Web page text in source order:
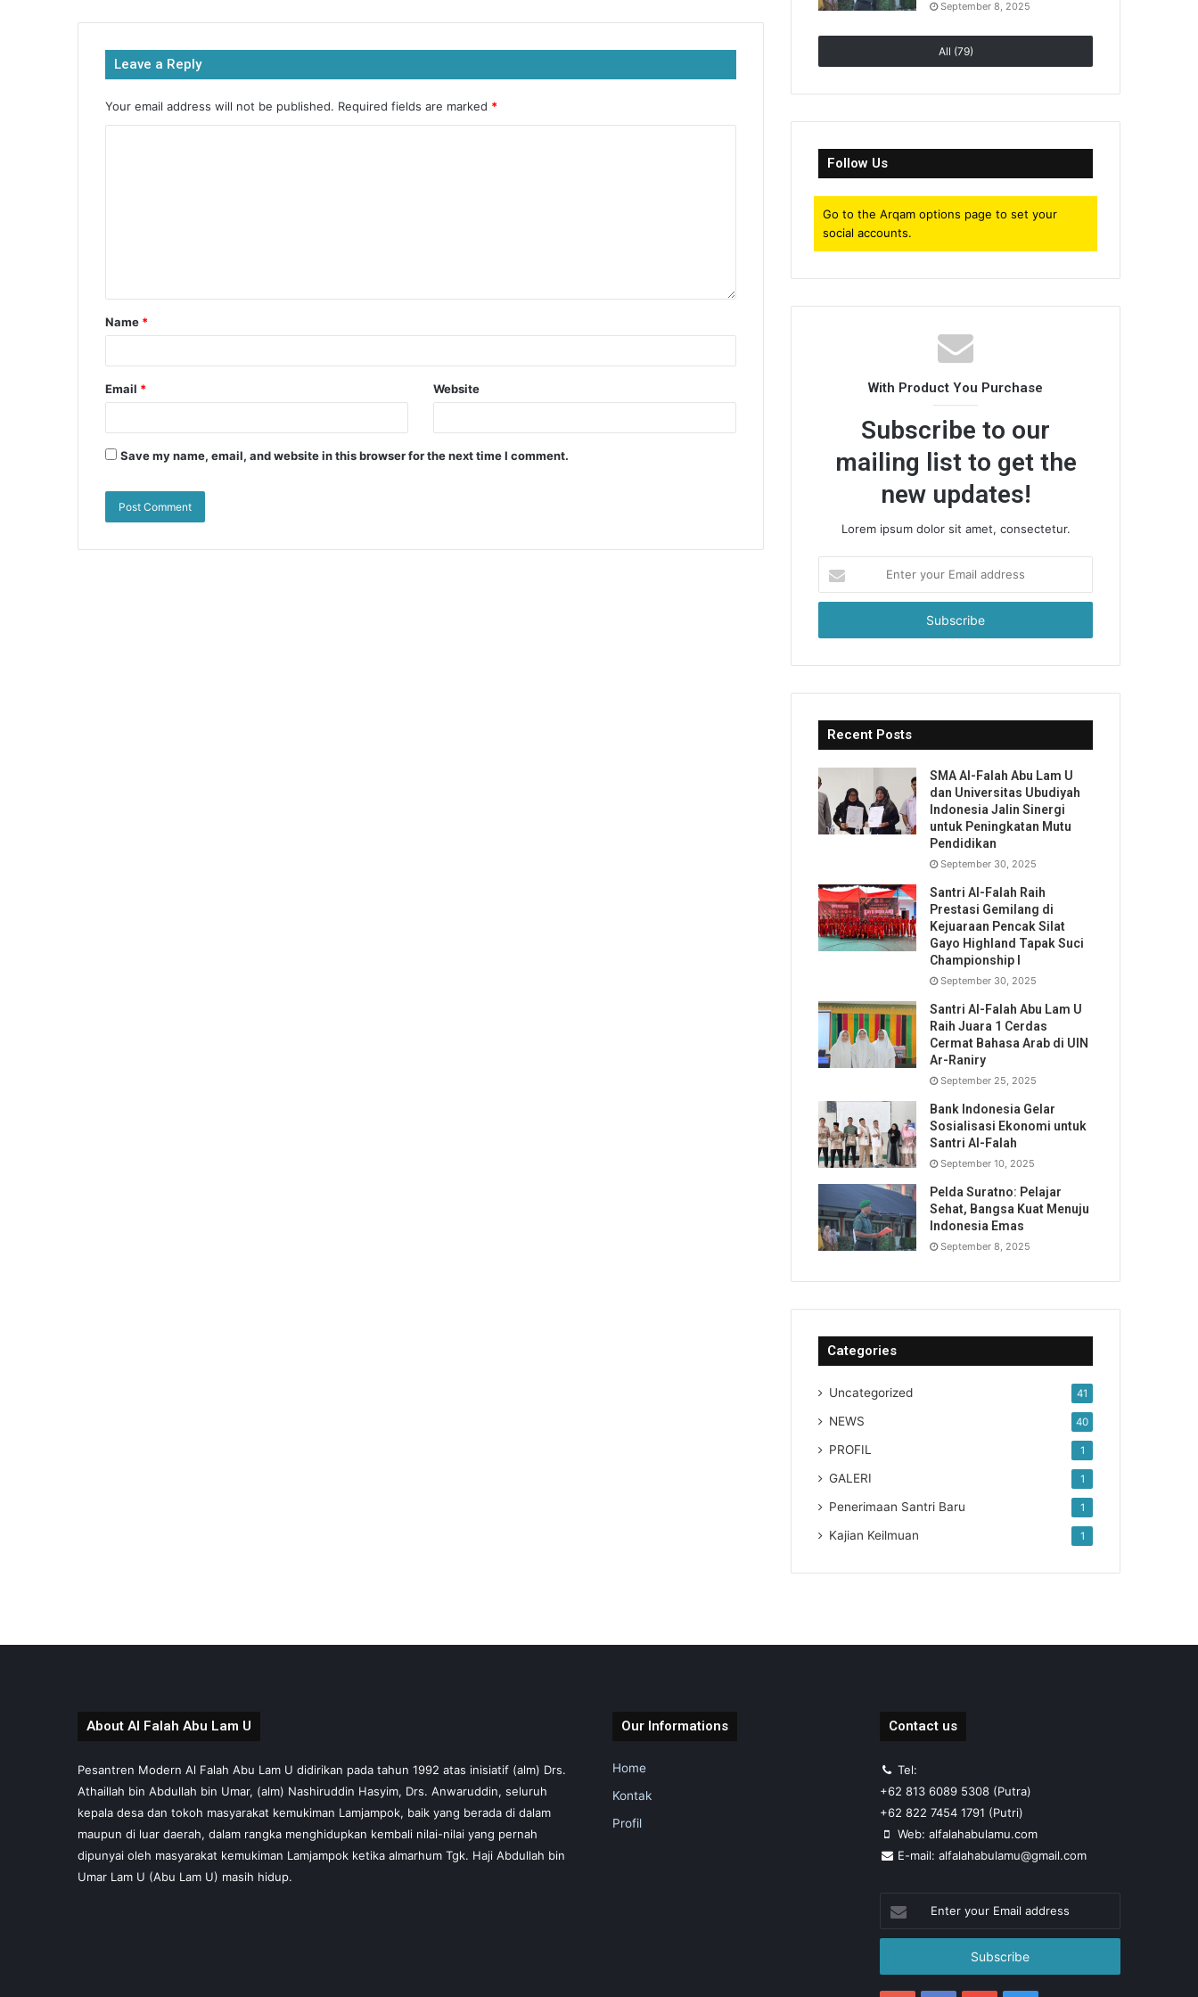
e
b
o
o
k
er s
A
p
p
s
e
n
g
er
e
Leave a Reply
Your email address will not be published. Required fields are marked *
Name *
Email * Website
Save my name, email, and website in this browser for the next time I comment.
September 8, 2025
All (79)
Follow Us
Go to the Arqam options page to set your
social accounts.
With Product You Purchase
Subscribe to our
mailing list to get the
new updates!
Lorem ipsum dolor sit amet, consectetur.
your
Email
Recent Posts
SMA Al-Falah Abu Lam U
dan Universitas Ubudiyah
Indonesia Jalin Sinergi
untuk Peningkatan Mutu
Pendidikan
September 30, 2025
Santri Al-Falah Raih
Prestasi Gemilang di
Kejuaraan Pencak Silat
Gayo Highland Tapak Suci
Championship I
September 30, 2025
Santri Al-Falah Abu Lam U
Raih Juara 1 Cerdas
Cermat Bahasa Arab di UIN
Ar-Raniry
September 25, 2025
Bank Indonesia Gelar
Sosialisasi Ekonomi untuk
Santri Al-Falah
September 10, 2025
Pelda Suratno: Pelajar
Sehat, Bangsa Kuat Menuju
Indonesia Emas
September 8, 2025
Categories
Uncategorized 41
NEWS 40
PROFIL 1
GALERI 1
Penerimaan Santri Baru 1
Kajian Keilmuan 1
About Al Falah Abu Lam U
Pesantren Modern Al Falah Abu Lam U didirikan pada tahun 1992 atas inisiatif (alm) Drs.
Athaillah bin Abdullah bin Umar, (alm) Nashiruddin Hasyim, Drs. Anwaruddin, seluruh
kepala desa dan tokoh masyarakat kemukiman Lamjampok, baik yang berada di dalam
maupun di luar daerah, dalam rangka menghidupkan kembali nilai-nilai yang pernah
dipunyai oleh masyarakat kemukiman Lamjampok ketika almarhum Tgk. Haji Abdullah bin
Umar Lam U (Abu Lam U) masih hidup.
Our Informations
Home
Kontak
Profil
Contact us
Tel:
+62 813 6089 5308 (Putra)
+62 822 7454 1791 (Putri)
Web: alfalahabulamu.com
E-mail: alfalahabulamu@gmail.com
your
Email